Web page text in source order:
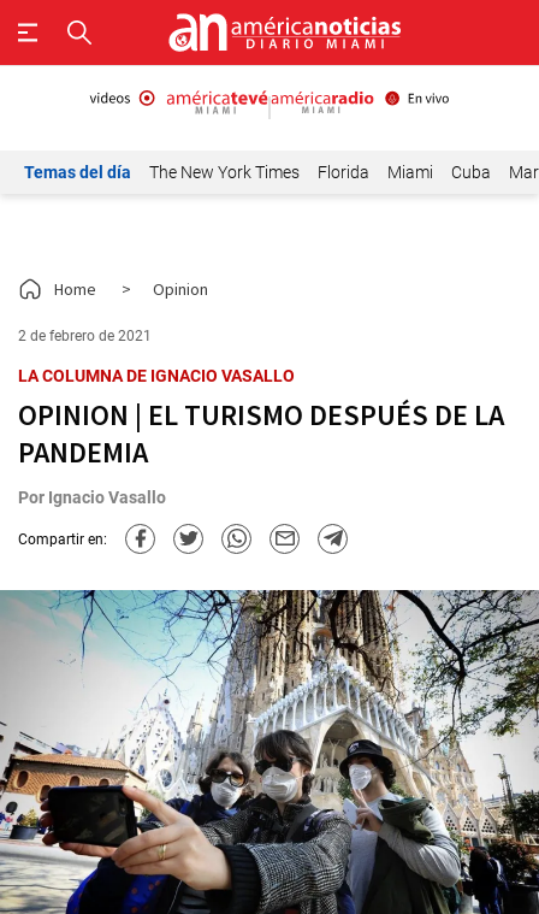
Temas del día The New York Times Florida Miami Cuba
Home > Opinion
2 de febrero de 2021
LA COLUMNA DE IGNACIO VASALLO
OPINION | EL TURISMO DESPUÉS DE LA
PANDEMIA
Por Ignacio Vasallo
Compartir en: